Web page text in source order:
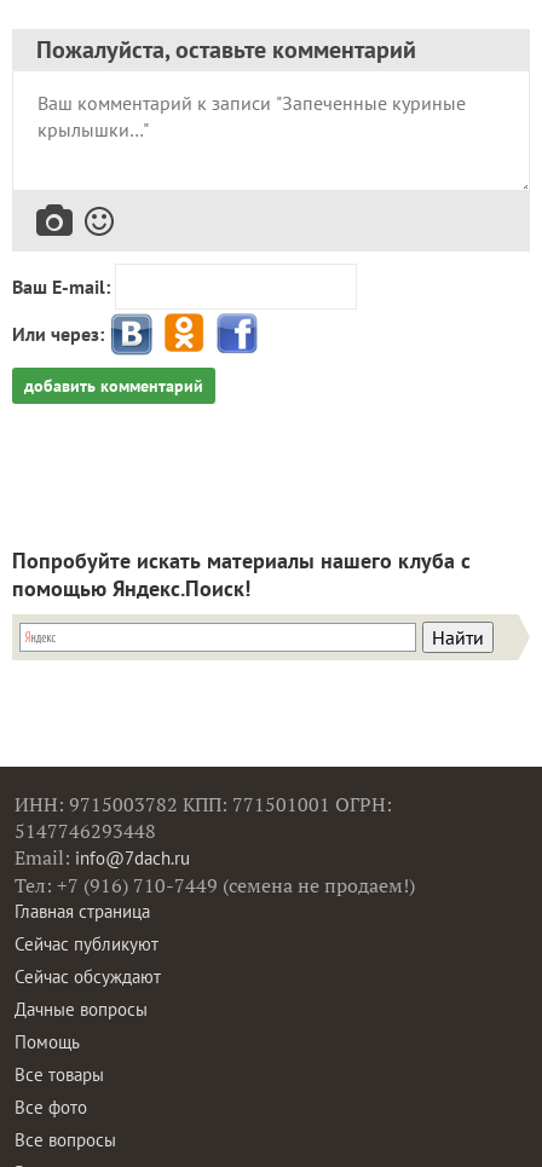
Пожалуйста, оставьте комментарий
Ваш E-mail:
Или через:
добавить комментарий
Попробуйте искать материалы нашего клуба с
помощью Яндекс.Поиск!
ИНН: 9715003782 КПП: 771501001 ОГРН:
5147746293448
Email: info@7dach.ru
Тел: +7 (916) 710-7449 (семена не продаем!)
Главная страница
Сейчас публикуют
Сейчас обсуждают
Дачные вопросы
Помощь
Все товары
Все фото
Все вопросы